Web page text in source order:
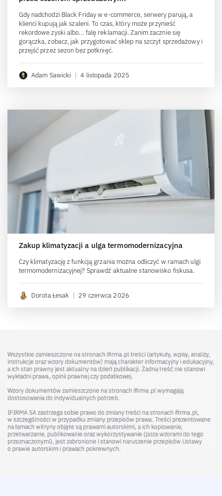
Gdy nadchodzi Black Friday w e-commerce, serwery parują, a
klienci kupują jak szaleni. To czas, który może przynieść
rekordowe zyski albo… falę reklamacji. Zanim zacznie się
gorączka, zobacz, jak przygotować sklep na szczyt sprzedażowy i
przejść przez sezon bez potknięć.
Adam Sawicki | 4 listopada 2025
Zakup klimatyzacji a ulga termomodernizacyjna
Czy klimatyzację z funkcją grzania można odliczyć w ramach ulgi
termomodernizacyjnej? Sprawdź aktualne stanowisko fiskusa.
Dorota Łesak | 29 czerwca 2026